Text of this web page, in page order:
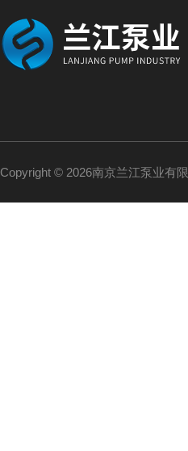
Copyright © 2026南京兰江泵业有